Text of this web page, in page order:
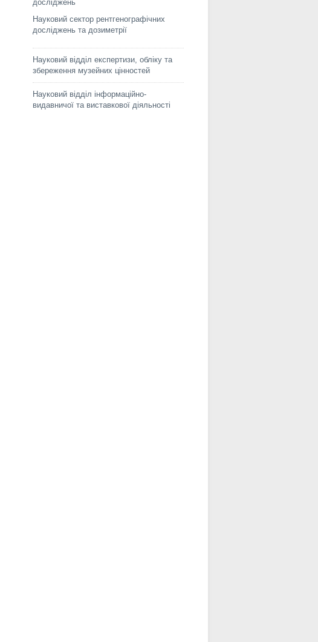
досліджень
Науковий сектор рентгенографічних
досліджень та дозиметрії
Науковий відділ експертизи, обліку та
збереження музейних цінностей
Науковий відділ інформаційно-
видавничої та виставкової діяльності